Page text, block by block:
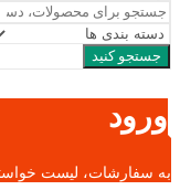
جستجو کنید
ورود
به سفارشات، لیست